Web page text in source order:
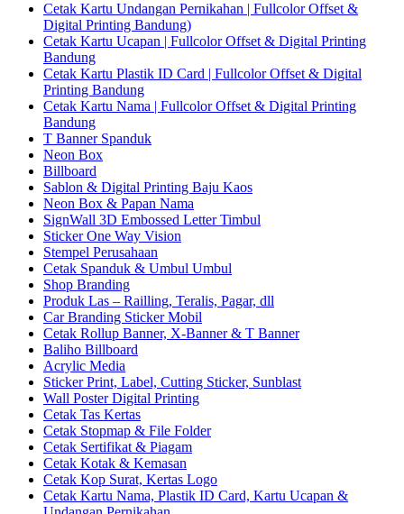
Cetak Kartu Undangan Pernikahan | Fullcolor Offset &
Digital Printing Bandung)
Cetak Kartu Ucapan | Fullcolor Offset & Digital Printing
Bandung
Cetak Kartu Plastik ID Card | Fullcolor Offset & Digital
Printing Bandung
Cetak Kartu Nama | Fullcolor Offset & Digital Printing
Bandung
T Banner Spanduk
Neon Box
Billboard
Sablon & Digital Printing Baju Kaos
Neon Box & Papan Nama
SignWall 3D Embossed Letter Timbul
Sticker One Way Vision
Stempel Perusahaan
Cetak Spanduk & Umbul Umbul
Shop Branding
Produk Las – Railling, Teralis, Pagar, dll
Car Branding Sticker Mobil
Cetak Rollup Banner, X-Banner & T Banner
Baliho Billboard
Acrylic Media
Sticker Print, Label, Cutting Sticker, Sunblast
Wall Poster Digital Printing
Cetak Tas Kertas
Cetak Stopmap & File Folder
Cetak Sertifikat & Piagam
Cetak Kotak & Kemasan
Cetak Kop Surat, Kertas Logo
Cetak Kartu Nama, Plastik ID Card, Kartu Ucapan &